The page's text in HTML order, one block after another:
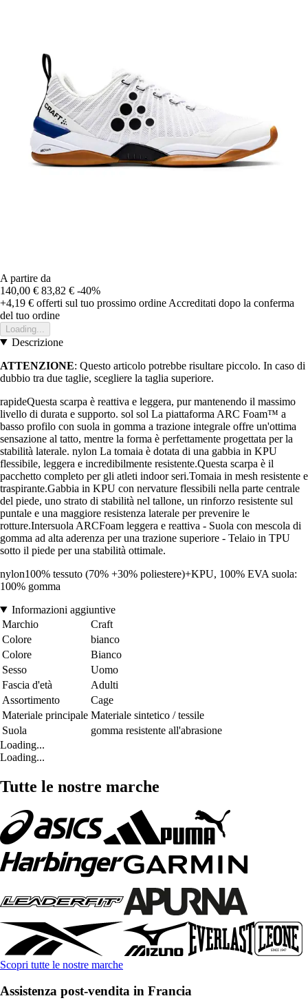
A partire da
140,00 € 83,82 € -40%
+4,19 € offerti sul tuo prossimo ordine Accreditati dopo la conferma
del tuo ordine
Loading...
Descrizione
ATTENZIONE: Questo articolo potrebbe risultare piccolo. In caso di
dubbio tra due taglie, scegliere la taglia superiore.
rapideQuesta scarpa è reattiva e leggera, pur mantenendo il massimo
livello di durata e supporto. sol sol La piattaforma ARC Foam™ a
basso profilo con suola in gomma a trazione integrale offre un'ottima
sensazione al tatto, mentre la forma è perfettamente progettata per la
stabilità laterale. nylon La tomaia è dotata di una gabbia in KPU
flessibile, leggera e incredibilmente resistente.Questa scarpa è il
pacchetto completo per gli atleti indoor seri.Tomaia in mesh resistente e
traspirante.Gabbia in KPU con nervature flessibili nella parte centrale
del piede, uno strato di stabilità nel tallone, un rinforzo resistente sul
puntale e una maggiore resistenza laterale per prevenire le
rotture.Intersuola ARCFoam leggera e reattiva - Suola con mescola di
gomma ad alta aderenza per una trazione superiore - Telaio in TPU
sotto il piede per una stabilità ottimale.
nylon100% tessuto (70% +30% poliestere)+KPU, 100% EVA suola:
100% gomma
Informazioni aggiuntive
Marchio
Craft
Colore
bianco
Colore
Bianco
Sesso
Uomo
Fascia d'età
Adulti
Assortimento
Cage
Materiale principale Materiale sintetico / tessile
Suola
gomma resistente all'abrasione
Loading...
Loading...
Tutte le nostre marche
Scopri tutte le nostre marche
Assistenza post-vendita in Francia